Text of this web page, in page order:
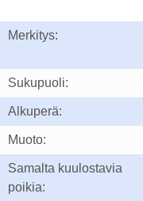
Merkitys:
Sukupuoli:
Alkuperä:
Muoto:
Samalta kuulostavia
poikia: